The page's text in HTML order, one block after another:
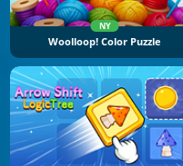
NY
Woolloop! Color Puzzle